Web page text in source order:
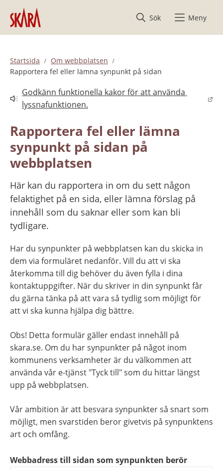
Hoppa till innehåll
Sök
Meny
Startsida
Om webbplatsen
Rapportera fel eller lämna synpunkt på sidan
Godkänn funktionella kakor för att använda
lyssnafunktionen.
Länk till annan webbplats.
Rapportera fel eller lämna
synpunkt på sidan på
webbplatsen
Här kan du rapportera in om du sett någon
felaktighet på en sida, eller lämna förslag på
innehåll som du saknar eller som kan bli
tydligare.
Har du synpunkter på webbplatsen kan du skicka in
dem via formuläret nedanför. Vill du att vi ska
återkomma till dig behöver du även fylla i dina
kontaktuppgifter. När du skriver in din synpunkt får
du gärna tänka på att vara så tydlig som möjligt för
att vi ska kunna hjälpa dig bättre.
Obs! Detta formulär gäller endast innehåll på
skara.se. Om du har synpunkter på något inom
kommunens verksamheter är du välkommen att
använda vår e-tjänst "Tyck till" som du hittar längst
upp på webbplatsen.
Vår ambition är att besvara synpunkter så snart som
möjligt, men svarstiden beror givetvis på synpunktens
art och omfång.
Webbadress till sidan som synpunkten berör